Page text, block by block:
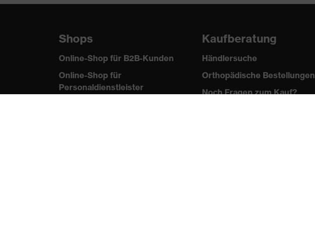
Shops
Online-Shop für B2B-Kunden
Online-Shop für
Personaldienstleister
Kaufberatung
Händlersuche
Orthopädische Bestellungen
Noch Fragen zum Kauf?